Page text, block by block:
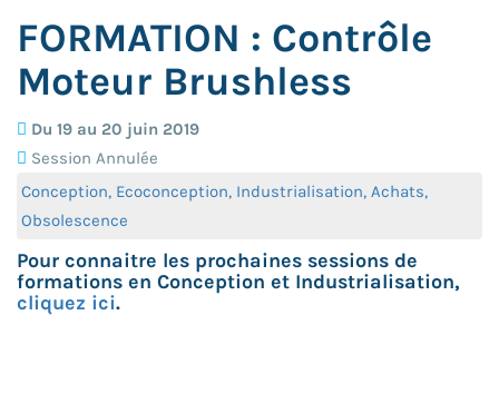
FORMATION : Contrôle
Moteur Brushless
Du 19 au 20 juin 2019
Session Annulée
Conception, Ecoconception, Industrialisation, Achats,
Obsolescence
Pour connaitre les prochaines sessions de
formations en Conception et Industrialisation,
cliquez ici.